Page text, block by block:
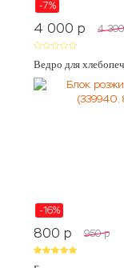
-7%
4 000 p 4 300
Ведро для
-16%
800 p 950 p